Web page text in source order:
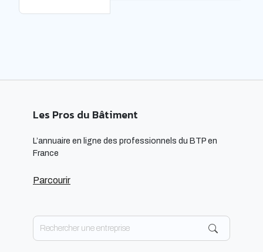
Les Pros du Bâtiment
L’annuaire en ligne des professionnels du BTP en
France
Parcourir